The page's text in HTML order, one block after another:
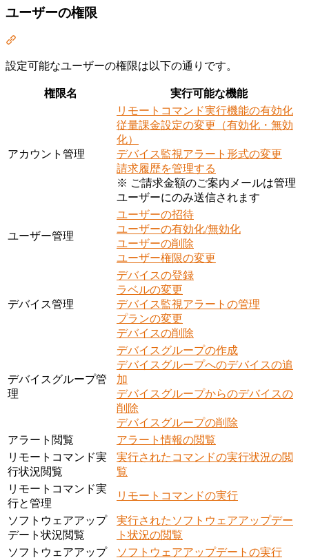
ユーザーの権限
設定可能なユーザーの権限は以下の通りです。
権限名 実行可能な機能
アカウント管理
リモートコマンド実行機能の有効化
従量課金設定の変更（有効化・無効
化）
デバイス監視アラート形式の変更
請求履歴を管理する
※ ご請求金額のご案内メールは管理
ユーザーにのみ送信されます
ユーザー管理
ユーザーの招待
ユーザーの有効化/無効化
ユーザーの削除
ユーザー権限の変更
デバイス管理
デバイスの登録
ラベルの変更
デバイス監視アラートの管理
プランの変更
デバイスの削除
デバイスグループ管
理
デバイスグループの作成
デバイスグループへのデバイスの追
加
デバイスグループからのデバイスの
削除
デバイスグループの削除
アラート閲覧
アラート情報の閲覧
リモートコマンド実
行状況閲覧
実行されたコマンドの実行状況の閲
覧
リモートコマンド実
行と管理
リモートコマンドの実行
ソフトウェアアップ
デート状況閲覧
実行されたソフトウェアアップデー
ト状況の閲覧
ソフトウェアアップ
ソフトウェアアップデートの実行